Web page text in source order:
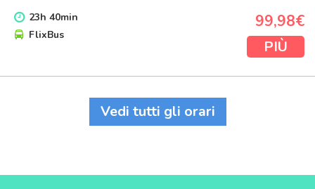
23h 40min
FlixBus
99,98€
PIÙ
Vedi tutti gli orari